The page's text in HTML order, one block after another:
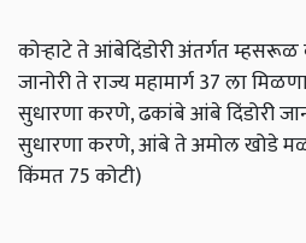
कोऱ्हाटे ते आंबेदिंडोरी अंतर्गत म्हसरूळ
जानोरी ते राज्य महामार्ग 37 ला
सुधारणा करणे, ढकांबे आंबे दिंडोरी
सुधारणा करणे, आंबे ते अमोल खोडे
किंमत 75 कोटी)